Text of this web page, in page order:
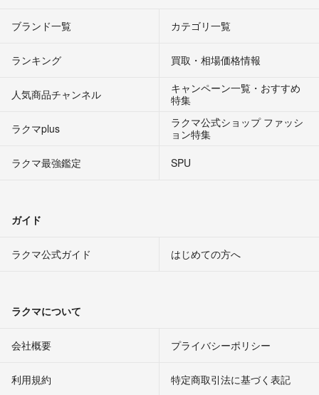
ブランド一覧 カテゴリ一覧
ランキング 買取・相場価格情報
人気商品チャンネル
キャンペーン一覧・おすすめ
特集
ラクマplus
ラクマ公式ショップ ファッシ
ョン特集
ラクマ最強鑑定
SPU
ガイド
ラクマ公式ガイド はじめての方へ
ラクマについて
会社概要 プライバシーポリシー
利用規約 特定商取引法に基づく表記